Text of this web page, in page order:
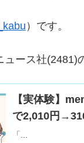
）です。
ース社(2481)
【実体験】
で2,010円
「...